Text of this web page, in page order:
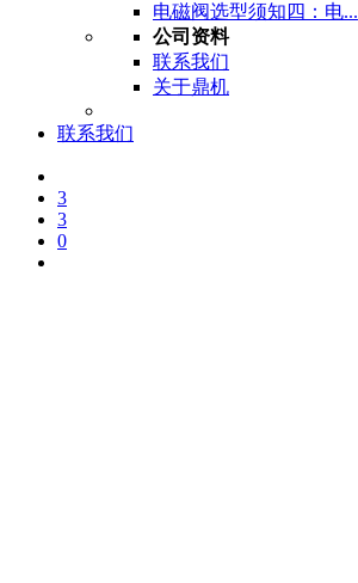
电磁阀选型须知四：电...
公司资料
联系我们
关于鼎机
联系我们
3
3
0